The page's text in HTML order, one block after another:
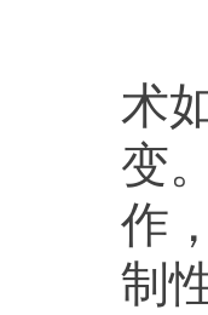
术
变
作
制